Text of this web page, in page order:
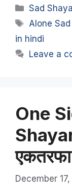
Categories
Sad
Tags
Alone
in hindi
Leave a
One
एकतरफा
December